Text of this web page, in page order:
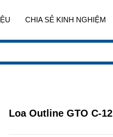
CHIA SẺ KINH NGHIỆM
Loa Outline GTO C-12